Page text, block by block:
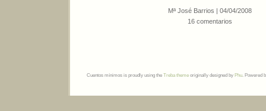
Mª José Barrios | 04/04/2008
16 comentarios
Cuentos mínimos is proudly using the Treba theme originally designed by Phu. Powered